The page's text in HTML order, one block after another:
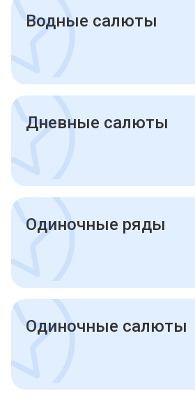
Водные салюты
Дневные салюты
Одиночные ряды
Одиночные салюты